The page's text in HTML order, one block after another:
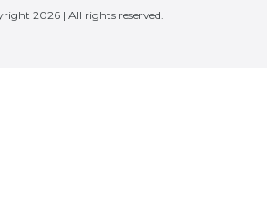
2026 | All rights reserved.